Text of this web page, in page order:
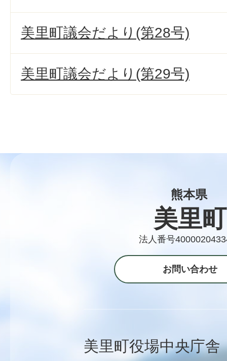
美里町議会だより(第28号)
美里町議会だより(第29号)
熊本県
美里町
法人番号
お問い合わせ
美里町役場中央庁舎